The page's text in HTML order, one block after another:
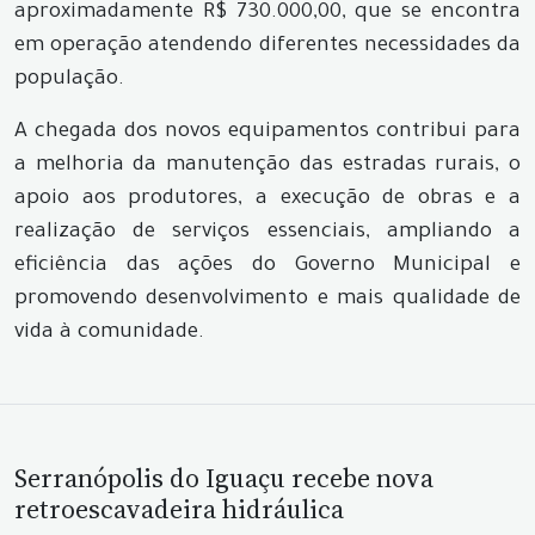
aproximadamente R$ 730.000,00, que se encontra
em operação atendendo diferentes necessidades da
população.
A chegada dos novos equipamentos contribui para
a melhoria da manutenção das estradas rurais, o
apoio aos produtores, a execução de obras e a
realização de serviços essenciais, ampliando a
eficiência das ações do Governo Municipal e
promovendo desenvolvimento e mais qualidade de
vida à comunidade.
Serranópolis do Iguaçu recebe nova
retroescavadeira hidráulica